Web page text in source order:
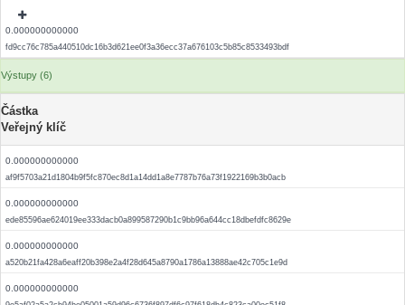
0.000000000000
fd9cc76c785a440510dc16b3d621ee0f3a36ecc37a676103c5b85c8533493bdf
Výstupy (6)
Částka
Veřejný klíč
0.000000000000
af9f5703a21d1804b9f5fc870ec8d1a14dd1a8e7787b76a73f1922169b3b0acb
0.000000000000
ede85596ae624019ee333dacb0a899587290b1c9bb96a644cc18dbefdfc8629e
0.000000000000
a520b21fa428a6eaff20b398e2a4f28d645a8790a1786a13888ae42c705c1e9d
0.000000000000